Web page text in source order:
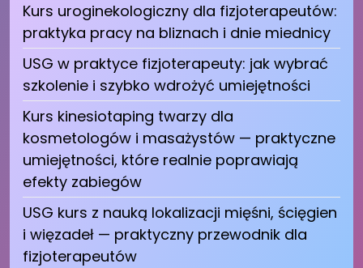
Kurs uroginekologiczny dla fizjoterapeutów:
praktyka pracy na bliznach i dnie miednicy
USG w praktyce fizjoterapeuty: jak wybrać
szkolenie i szybko wdrożyć umiejętności
Kurs kinesiotaping twarzy dla
kosmetologów i masażystów — praktyczne
umiejętności, które realnie poprawiają
efekty zabiegów
USG kurs z nauką lokalizacji mięśni, ścięgien
i więzadeł — praktyczny przewodnik dla
fizjoterapeutów